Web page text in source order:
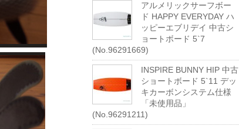
アルメリックサーフボー
ド HAPPY EVERYDAY ハ
ッピーエブリデイ 中古シ
ョートボード 5`7
(No.96291669)
INSPIRE BUNNY HIP 中古
ショートボード 5`11 デッ
キカーボンシステム仕様
「未使用品」
(No.96291211)